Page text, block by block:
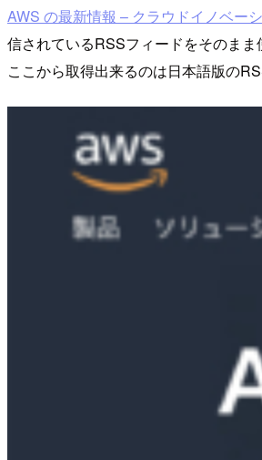
AWS の最新情報 – クラウドイノベー
信されているRSSフィードをそのまま
ここから取得出来るのは日本語版の